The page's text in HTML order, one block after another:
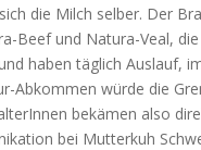
die Milch selber. Der
Beef und Natura-Veal,
haben täglich Auslauf,
Abkommen würde die
bekämen also
bei Mutterkuh